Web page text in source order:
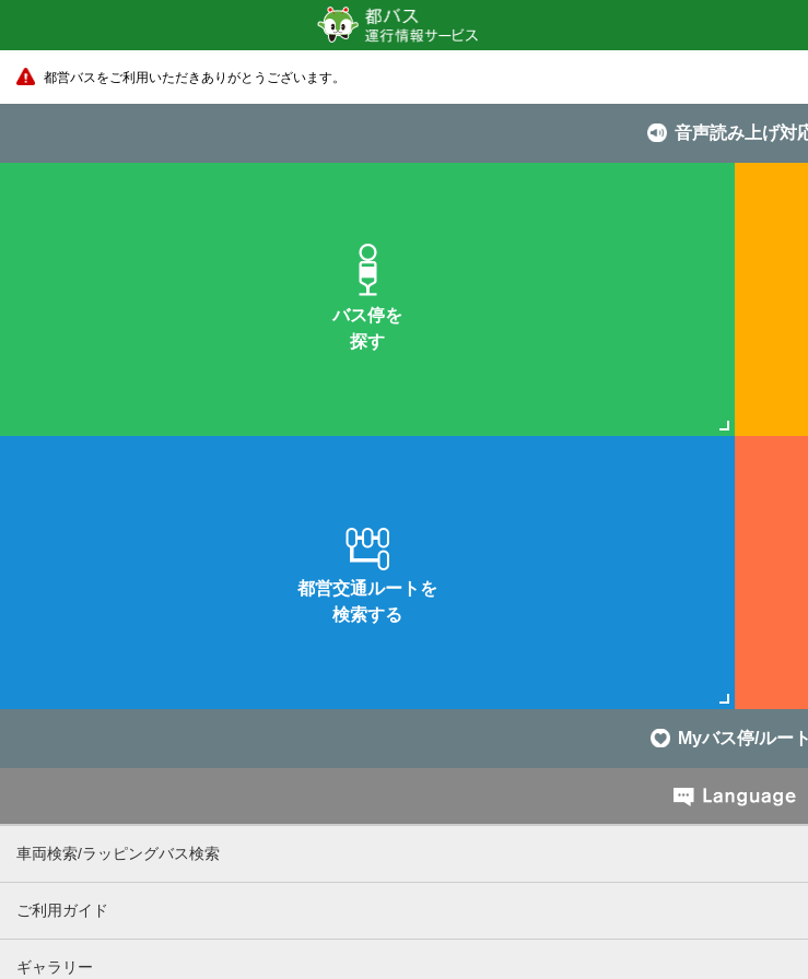
都営バスをご利用いただきありがとうございます。
音声読み上げ対
バス停を
探す
都営交通ルートを
検索する
Myバス停/ルート
車両検索/ラッピングバス検索
ご利用ガイド
ギャラリー